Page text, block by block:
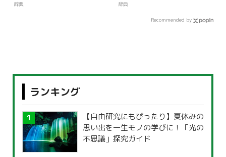
辞典 辞典
Recommended by
ランキング
【自由研究にもぴったり】夏休みの
思い出を一生モノの学びに！「光の
不思議」探究ガイド